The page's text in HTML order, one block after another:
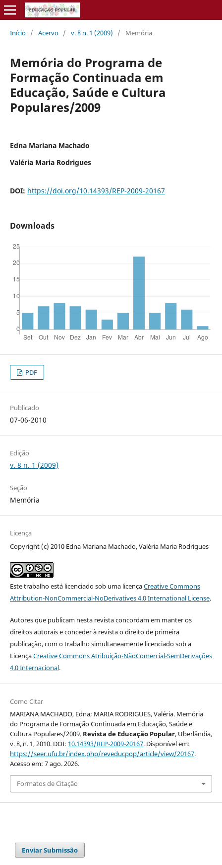
Início / Acervo / v. 8 n. 1 (2009) / Memória
Memória do Programa de
Formação Continuada em
Educação, Saúde e Cultura
Populares/2009
Edna Mariana Machado
Valéria Maria Rodrigues
DOI: https://doi.org/10.14393/REP-2009-20167
Downloads
PDF
Publicado
07-06-2010
Edição
v. 8 n. 1 (2009)
Seção
Memória
Licença
Copyright (c) 2010 Edna Mariana Machado, Valéria Maria Rodrigues
Este trabalho está licenciado sob uma licençaCreative Commons
Attribution-NonCommercial-NoDerivatives 4.0 International License.
Autores que publicam nesta revista concordam em manter os
direitos autorais e conceder à revista o direito de primeira
publicação, com o trabalho simultaneamente licenciado sob a
LicençaCreative Commons Atribuição-NãoComercial-SemDerivações
4.0 Internacional.
Como Citar
MARIANA MACHADO, Edna; MARIA RODRIGUES, Valéria. Memória
do Programa de Formação Continuada em Educação, Saúde e
Cultura Populares/2009. Revista de Educação Popular, Uberlândia,
v. 8, n. 1, 2010. DOI: 10.14393/REP-2009-20167. Disponível em:
https://seer.ufu.br/index.php/reveducpop/article/view/20167.
Acesso em: 7 ago. 2026.
Formatos de Citação
Enviar Submissão